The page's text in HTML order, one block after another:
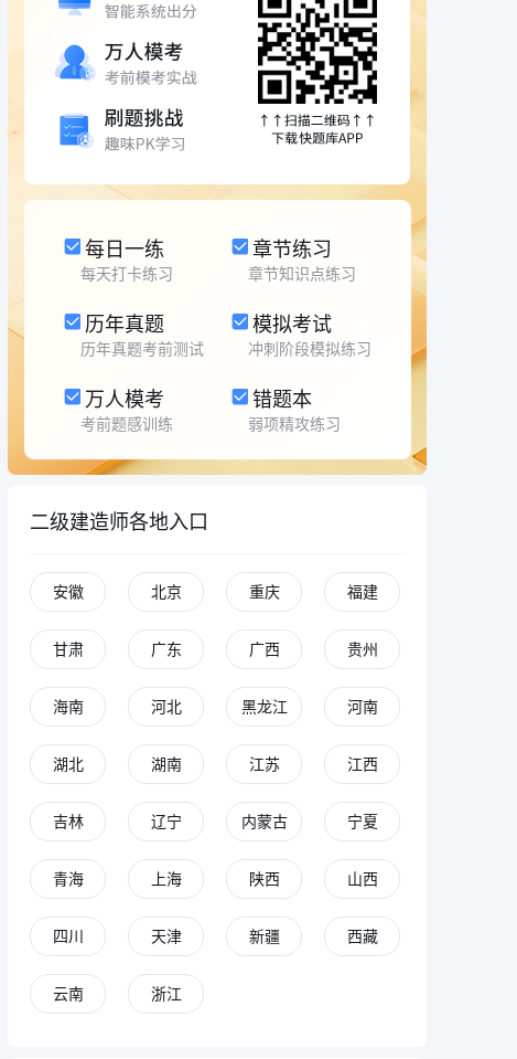
每日一练
每天打卡练习
章节练习
章节知识点练习
历年真题
历年真题考前测试
模拟考试
冲刺阶段模拟练习
万人模考
考前题感训练
错题本
弱项精攻练习
二级建造师各地入口
安徽 北京 重庆 福建
甘肃 广东 广西 贵州
海南 河北 黑龙江 河南
湖北 湖南 江苏 江西
吉林 辽宁 内蒙古 宁夏
青海 上海 陕西 山西
四川 天津 新疆 西藏
云南 浙江